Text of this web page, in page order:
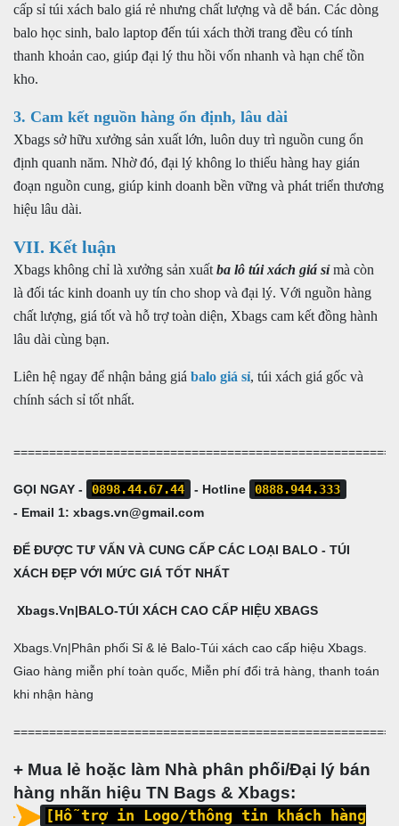
cấp sỉ túi xách balo giá rẻ nhưng chất lượng và dễ bán. Các dòng
balo học sinh, balo laptop đến túi xách thời trang đều có tính
thanh khoản cao, giúp đại lý thu hồi vốn nhanh và hạn chế tồn
kho.
3. Cam kết nguồn hàng ổn định, lâu dài
Xbags sở hữu xưởng sản xuất lớn, luôn duy trì nguồn cung ổn
định quanh năm. Nhờ đó, đại lý không lo thiếu hàng hay gián
đoạn nguồn cung, giúp kinh doanh bền vững và phát triển thương
hiệu lâu dài.
VII. Kết luận
Xbags không chỉ là xưởng sản xuất ba lô túi xách giá sỉmà còn
là đối tác kinh doanh uy tín cho shop và đại lý. Với nguồn hàng
chất lượng, giá tốt và hỗ trợ toàn diện, Xbags cam kết đồng hành
lâu dài cùng bạn.
Liên hệ ngay để nhận bảng giá balo giá sỉ, túi xách giá gốc và
chính sách sỉ tốt nhất.
GỌI NGAY - 0898.44.67.44 - Hotline
0888.944.333
- Email 1: xbags.vn@gmail.com
ĐỂ ĐƯỢC TƯ VẤN VÀ CUNG CẤP CÁC LOẠI BALO - TÚI
XÁCH ĐẸP VỚI MỨC GIÁ TỐT NHẤT
Xbags.Vn|BALO-TÚI XÁCH CAO CẤP HIỆU XBAGS
Xbags.Vn|Phân phối Sỉ & lẻ Balo-Túi xách cao cấp hiệu Xbags.
Giao hàng miễn phí toàn quốc, Miễn phí đổi trả hàng, thanh toán
khi nhận hàng
+ Mua lẻ hoặc làm Nhà phân phối/Đại lý bán
hàng nhãn hiệu TN Bags & Xbags:
[Hỗ trợ in Logo/thông tin khách hàng